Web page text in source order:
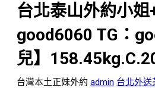
台北泰山外約小姐
good6060 TG：
兒】
台灣本土正妹外約 admin 台北外送